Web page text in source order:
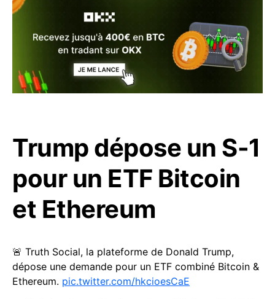
Trump dépose un S-1
pour un ETF Bitcoin
et Ethereum
🚨 Truth Social, la plateforme de Donald Trump,
dépose une demande pour un ETF combiné Bitcoin &
Ethereum. pic.twitter.com/hkcioesCaE